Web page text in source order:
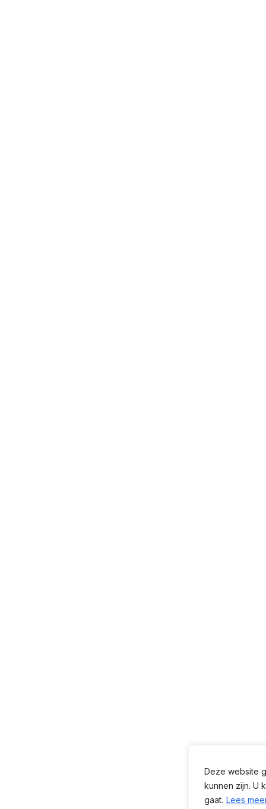
Deze website
kunnen zijn. U
gaat. Lees